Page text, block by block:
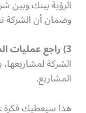
الرؤية بينك وبين
وضمان أن الشركة
3) راجع عمليات الشركة الداخلية:
الشركة
المشاريع.
هذا سيعطيك فكرة